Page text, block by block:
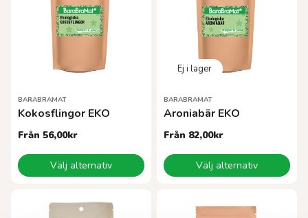
BARABRAMAT
Kokosflingor EKO
Från 56,00kr
Välj alternativ
Den
här
BARABRAMAT
Aroniabär EKO
Från 82,00kr
Välj alternativ
Den
här